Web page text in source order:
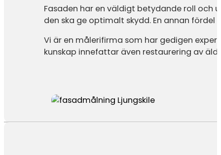
Fasaden har en väldigt betydande roll
den ska ge optimalt skydd. En annan
Vi är en målerifirma som har gedigen
kunskap innefattar även restaurering av